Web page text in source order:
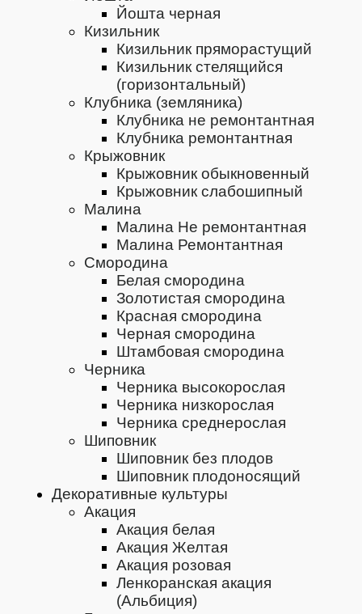
Йошта черная
Кизильник
Кизильник пряморастущий
Кизильник стелящийся
(горизонтальный)
Клубника (земляника)
Клубника не ремонтантная
Клубника ремонтантная
Крыжовник
Крыжовник обыкновенный
Крыжовник слабошипный
Малина
Малина Не ремонтантная
Малина Ремонтантная
Смородина
Белая смородина
Золотистая смородина
Красная смородина
Черная смородина
Штамбовая смородина
Черника
Черника высокорослая
Черника низкорослая
Черника среднерослая
Шиповник
Шиповник без плодов
Шиповник плодоносящий
Декоративные культуры
Акация
Акация белая
Акация Желтая
Акация розовая
Ленкоранская акация
(Альбиция)